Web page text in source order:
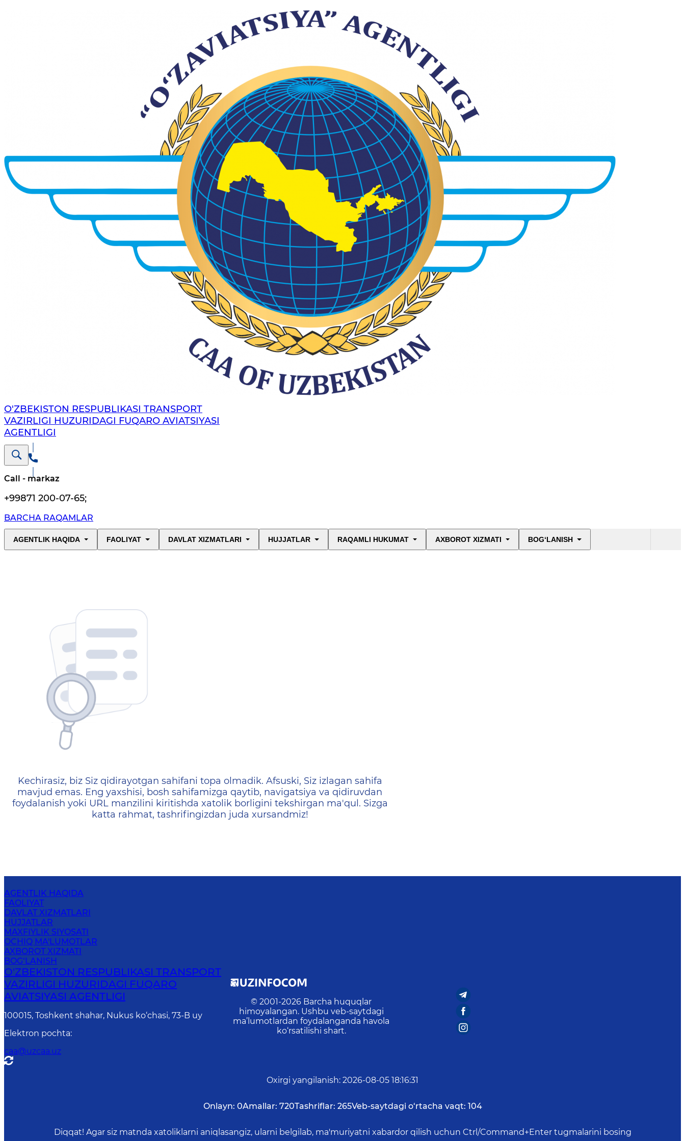
O'ZBEKISTON RESPUBLIKASI TRANSPORT
VAZIRLIGI HUZURIDAGI FUQARO AVIATSIYASI
AGENTLIGI
Call - markaz
+99871 200-07-65;
BARCHA RAQAMLAR
AGENTLIK HAQIDA FAOLIYAT DAVLAT XIZMATLARI HUJJATLAR RAQAMLI HUKUMAT AXBOROT XIZMATI BOG‘LANISH
404 — Страница не найдена
Kechirasiz, biz Siz qidirayotgan sahifani topa olmadik. Afsuski, Siz izlagan sahifa
mavjud emas. Eng yaxshisi, bosh sahifamizga qaytib, navigatsiya va qidiruvdan
foydalanish yoki URL manzilini kiritishda xatolik borligini tekshirgan ma'qul. Sizga
katta rahmat, tashrifingizdan juda xursandmiz!
AGENTLIK HAQIDA
FAOLIYAT
DAVLAT XIZMATLARI
HUJJATLAR
MAXFIYLIK SIYOSATI
OCHIQ MA'LUMOTLAR
AXBOROT XIZMATI
BOG‘LANISH
O'ZBEKISTON RESPUBLIKASI TRANSPORT
VAZIRLIGI HUZURIDAGI FUQARO
AVIATSIYASI AGENTLIGI
100015, Toshkent shahar, Nukus ko‘chasi, 73-B uу
Elektron pochta:
caa@uzcaa.uz
© 2001-2026 Barcha huquqlar
himoyalangan. Ushbu veb-saytdagi
ma’lumotlardan foydalanganda havola
ko‘rsatilishi shart.
Oxirgi yangilanish: 2026-08-05 18:16:31
Onlayn: 0Amallar: 720Tashriflar: 265Veb-saytdagi o‘rtacha vaqt: 104
Diqqat! Agar siz matnda xatoliklarni aniqlasangiz, ularni belgilab, ma'muriyatni xabardor qilish uchun Ctrl/Command+Enter tugmalarini bosing